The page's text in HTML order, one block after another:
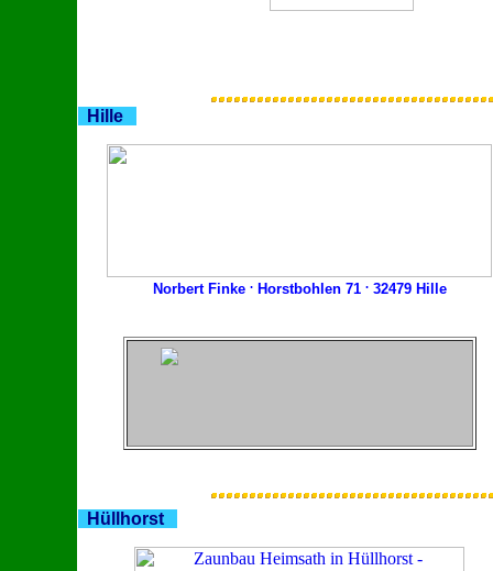
Hille
Norbert Finke .Horstbohlen 71 .32479 Hille
Hüllhorst